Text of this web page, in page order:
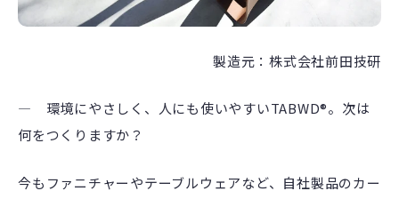
製造元：株式会社前田技研
― 環境にやさしく、人にも使いやすいTABWD®。次は
何をつくりますか？
今もファニチャーやテーブルウェアなど、自社製品のカー